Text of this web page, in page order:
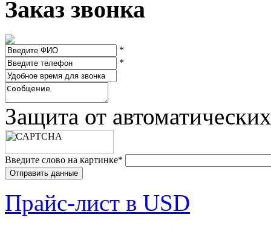
Заказ звонка
*
*
Защита от
Введите слово на картинке*
Прайc-лист в USD